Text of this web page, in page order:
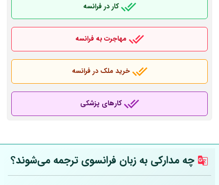
کار در فرانسه
مهاجرت به فرانسه
خرید ملک در فرانسه
کارهای پزشکی
چه مدارکی به زبان فرانسوی ترجمه می‌شوند؟